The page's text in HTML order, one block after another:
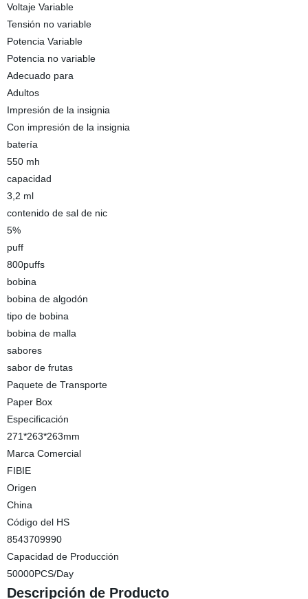
Voltaje Variable
Tensión no variable
Potencia Variable
Potencia no variable
Adecuado para
Adultos
Impresión de la insignia
Con impresión de la insignia
batería
550 mh
capacidad
3,2 ml
contenido de sal de nic
5%
puff
800puffs
bobina
bobina de algodón
tipo de bobina
bobina de malla
sabores
sabor de frutas
Paquete de Transporte
Paper Box
Especificación
271*263*263mm
Marca Comercial
FIBIE
Origen
China
Código del HS
8543709990
Capacidad de Producción
50000PCS/Day
Descripción de Producto